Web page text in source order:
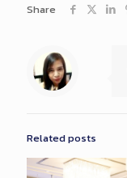
Share
Related posts